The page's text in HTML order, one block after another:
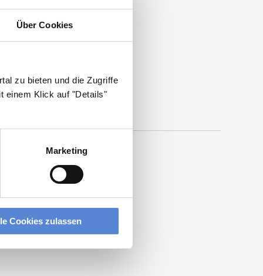
Über Cookies
zu bieten und die Zugriffe
einem Klick auf "Details"
Marketing
Cookies zulassen
.